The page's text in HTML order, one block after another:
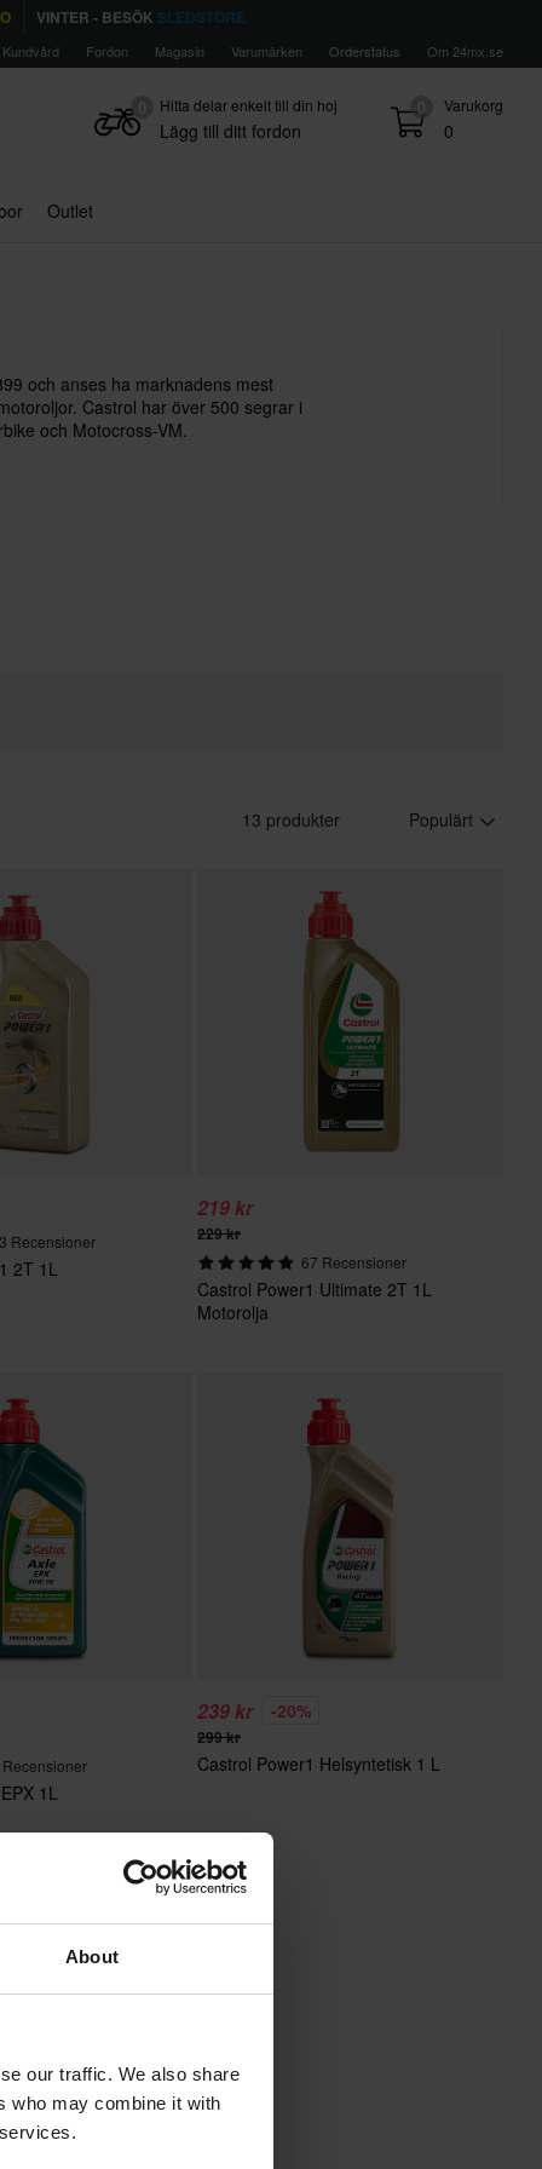
About
our traffic. We also share
who may combine it with
VINTER - BESÖK SLEDSTORE
Kundvård Fordon Magasin Varumärken Orderstatus Om 24mx.se
0 Varukorg
0
Hitta delar enkelt till din hoj
Lägg till ditt fordon
Outlet
och anses ha marknadens mest
Castrol har över 500 segrar i
och Motocross-VM.
13 produkter Populärt
Recensioner
2T 1L
219 kr
229 kr
67 Recensioner
Castrol Power1 Ultimate 2T 1L
Motorolja
1L
239 kr -20%
299 kr
Castrol Power1 Helsyntetisk 1 L